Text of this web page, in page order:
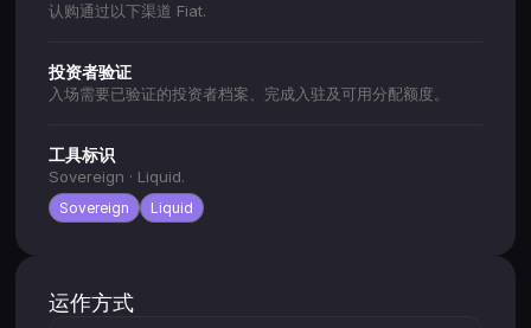
认购通过以下渠道 Fiat.
投资者验证
入场需要已验证的投资者档案、完成入驻及可用分配额度。
工具标识
Sovereign · Liquid.
Sovereign Liquid
运作方式